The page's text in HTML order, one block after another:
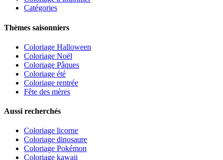
Catégories
Thèmes saisonniers
Coloriage Halloween
Coloriage Noël
Coloriage Pâques
Coloriage été
Coloriage rentrée
Fête des mères
Aussi recherchés
Coloriage licorne
Coloriage dinosaure
Coloriage Pokémon
Coloriage kawaii